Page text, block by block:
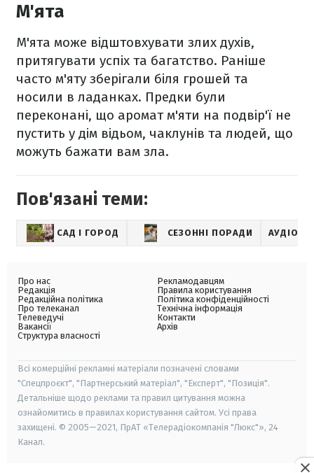
М'ята
М'ята може відштовхувати злих духів,
притягувати успіх та багатство. Раніше
часто м'яту зберігали біля грошей та
носили в ладанках. Предки були
переконані, що аромат м'яти на подвір'ї не
пустить у дім відьом, чаклунів та людей, що
можуть бажати вам зла.
Пов'язані теми:
САД І ГОРОД СЕЗОННІ ПОРАДИ
Про нас
Редакція
Редакційна політика
Про телеканал
Телеведучі
Вакансії
Структура власності
Рекламодавцям
Правила користування
Політика конфіденційності
Технічна інформація
Контакти
Архів
Всі комерційні рекламні матеріали позначені словами
"Спецпроєкт", "Партнерський матеріал", "Експерт", "Позиція".
Детальніше щодо реклами та правил цитування можна
ознайомитись в правилах користування сайтом. Усі права
захищені. © 2005—2021, ПрАТ «Телерадіокомпанія "Люкс"», 24
Канал.